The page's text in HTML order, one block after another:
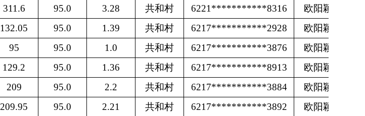
311.6 95.0 3.28 共和村 6221***********8316
欧阳颖
132.05 95.0 1.39 共和村 6217***********2928
欧阳颖
95 95.0 1.0 共和村 6217***********3876
欧阳颖
129.2 95.0 1.36 共和村 6217***********8913
欧阳颖
209 95.0 2.2 共和村 6217***********3884
欧阳颖
209.95 95.0 2.21 共和村 6217***********3892
欧阳颖